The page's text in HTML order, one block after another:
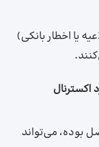
یا اخطار بانکی)
بوده، می‌تواند